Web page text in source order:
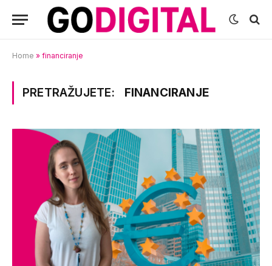
Home » financiranje
PRETRAŽUJETE: FINANCIRANJE